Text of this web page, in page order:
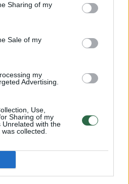
Sharing of my
Sale of my
my
Advertising.
Use,
Sharing of my
Unrelated with the
collected.
pat gana dažnas
yra tuštinimosi
pasikeitęs apsilankymo
ar vidurių
viduriavimui, jei jis
naudinga vartoti
savybėmis
kuriuose būtų
anglies.